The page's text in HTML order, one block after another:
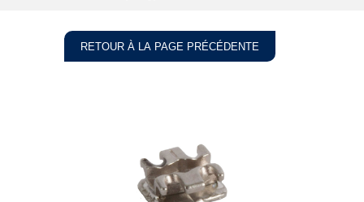
RETOUR À LA PAGE PRÉCÉDENTE